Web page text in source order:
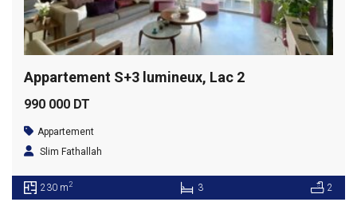
Appartement S+3 lumineux, Lac 2
990 000 DT
Appartement
Slim Fathallah
230 m2 3 2